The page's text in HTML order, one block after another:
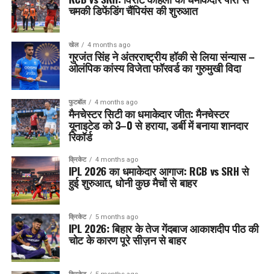
चमकी डिफेंडिंग चैंपियंस की शुरुआत
खेल 4 months ago
गुरजंत सिंह ने अंतरराष्ट्रीय हॉकी से लिया संन्यास –
ओलंपिक कांस्य विजेता फॉरवर्ड का गुरुमुखी विदा
फुटबॉल 4 months ago
मैनचेस्टर सिटी का धमाकेदार जीत: मैनचेस्टर
यूनाइटेड को 3–0 से हराया, डर्बी में बनाया शानदार
रिकॉर्ड
क्रिकेट 4 months ago
IPL 2026 का धमाकेदार आगाज: RCB vs SRH से
हुई शुरुआत, धोनी कुछ मैचों से बाहर
क्रिकेट 5 months ago
IPL 2026: बिहार के तेज गेंदबाज आकाशदीप पीठ की
चोट के कारण पूरे सीज़न से बाहर